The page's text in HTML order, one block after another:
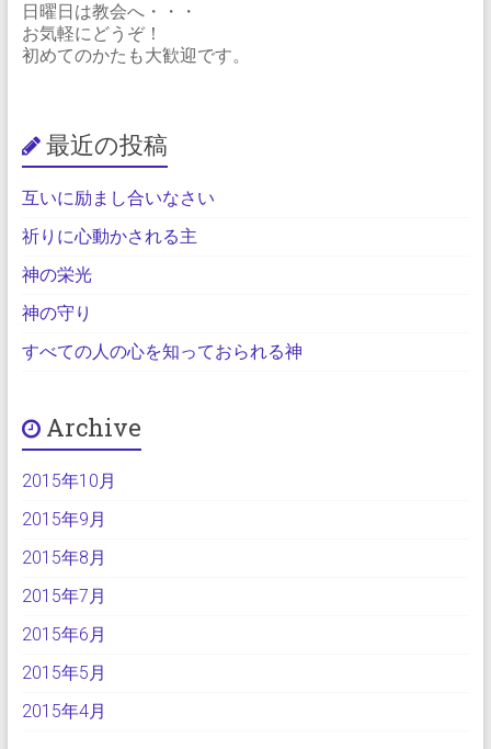
日曜日は教会へ・・・
お気軽にどうぞ！
初めてのかたも大歓迎です。
最近の投稿
互いに励まし合いなさい
祈りに心動かされる主
神の栄光
神の守り
すべての人の心を知っておられる神
Archive
2015年10月
2015年9月
2015年8月
2015年7月
2015年6月
2015年5月
2015年4月